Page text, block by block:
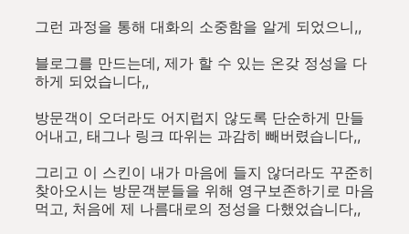
그런 과정을 통해 대화의 소중함을 알게 되었으니,,
블로그를 만드는데, 제가 할 수 있는 온갖 정성을 다
하게 되었습니다,,
방문객이 오더라도 어지럽지 않도록 단순하게 만들
어내고, 태그나 링크 따위는 과감히 빼버렸습니다,,
그리고 이 스킨이 내가 마음에 들지 않더라도 꾸준히
찾아오시는 방문객분들을 위해 영구보존하기로 마음
먹고, 처음에 제 나름대로의 정성을 다했었습니다,,